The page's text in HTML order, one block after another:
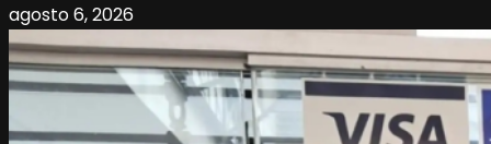
agosto 6, 2026